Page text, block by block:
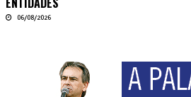
06/08/2026